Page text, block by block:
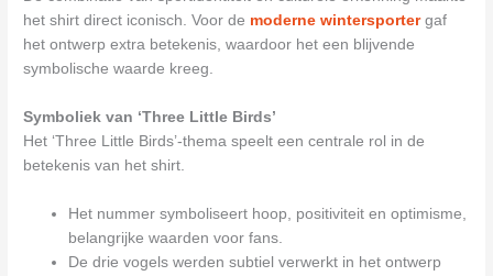
het shirt direct iconisch. Voor de moderne wintersporter gaf
het ontwerp extra betekenis, waardoor het een blijvende
symbolische waarde kreeg.
Symboliek van ‘Three Little Birds’
Het ‘Three Little Birds’-thema speelt een centrale rol in de
betekenis van het shirt.
Het nummer symboliseert hoop, positiviteit en optimisme,
belangrijke waarden voor fans.
De drie vogels werden subtiel verwerkt in het ontwerp